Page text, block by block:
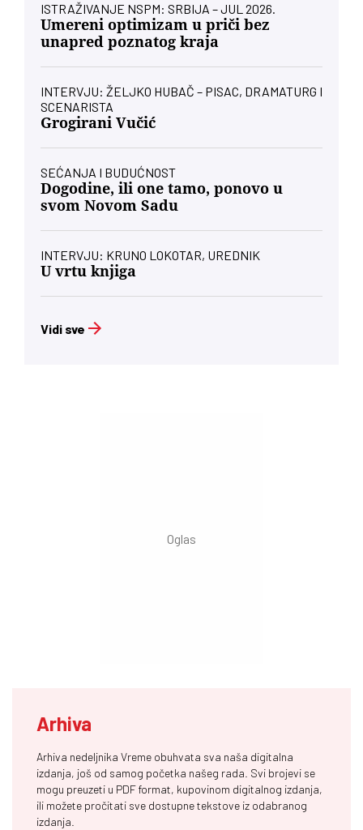
ISTRAŽIVANJE NSPM: SRBIJA – JUL 2026.
Umereni optimizam u priči bez
unapred poznatog kraja
INTERVJU: ŽELJKO HUBAČ – PISAC, DRAMATURG I
SCENARISTA
Grogirani Vučić
SEĆANJA I BUDUĆNOST
Dogodine, ili one tamo, ponovo u
svom Novom Sadu
INTERVJU: KRUNO LOKOTAR, UREDNIK
U vrtu knjiga
Vidi sve
Arhiva
Arhiva nedeljnika Vreme obuhvata sva naša digitalna
izdanja, još od samog početka našeg rada. Svi brojevi se
mogu preuzeti u PDF format, kupovinom digitalnog izdanja,
ili možete pročitati sve dostupne tekstove iz odabranog
izdanja.